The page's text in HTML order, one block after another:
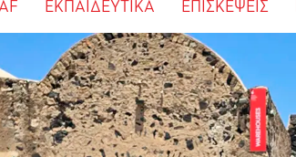
ΕΚΠΑΙΔΕΥΤΙΚΑ ΕΠΙΣΚΕΨΕΙΣ